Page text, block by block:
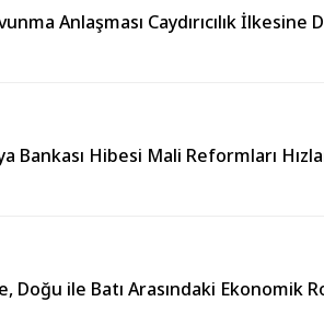
Anlaşması Caydırıcılık İlkesine
Bankası Hibesi Mali Reformları
Doğu ile Batı Arasındaki Ekonomik